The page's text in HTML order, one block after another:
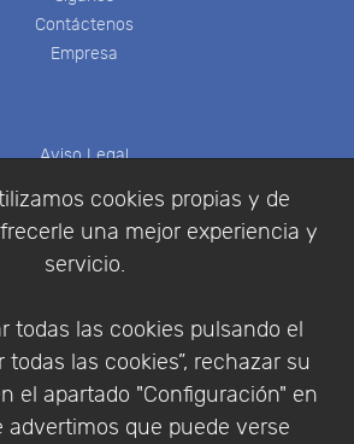
cookies propias y de
una mejor experiencia y
servicio.
todas las cookies pulsando el
todas las cookies”, rechazar su
el apartado "Configuración" en
advertimos que puede verse
Contáctenos
Empresa
Aviso Legal
Política de Privacidad
de compra
Identificarse